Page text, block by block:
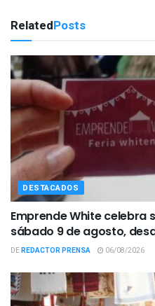
RelatedPosts
DESTACADOS
Emprende White celebra
sábado 9 de agosto,
DEREDACTOR PRENSA 06/08/2026